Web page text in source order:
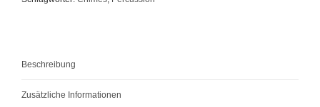
Beschreibung
Zusätzliche Informationen